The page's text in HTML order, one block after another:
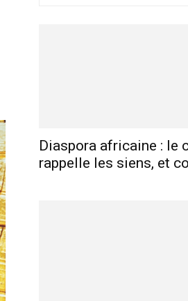
Diaspora africaine : le
rappelle les siens, et